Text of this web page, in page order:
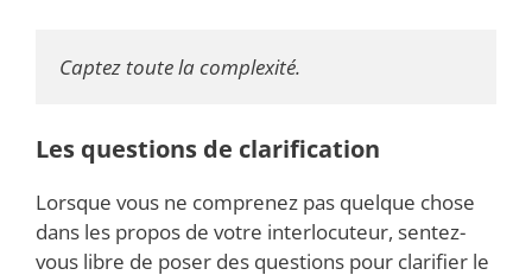
Captez toute la complexité.
Les questions de clarification
Lorsque vous ne comprenez pas quelque chose
dans les propos de votre interlocuteur, sentez-
vous libre de poser des questions pour clarifier le